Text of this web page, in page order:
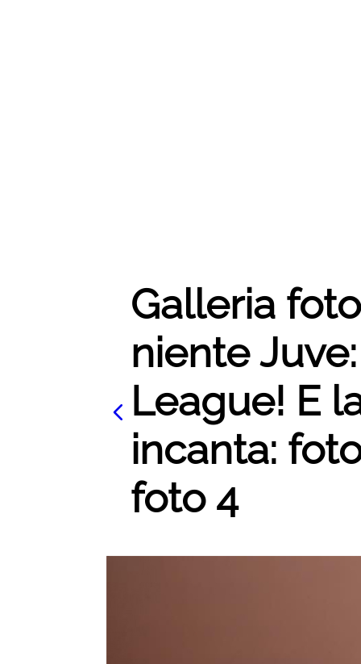
Galleria
niente
League! E
incanta:
foto 4